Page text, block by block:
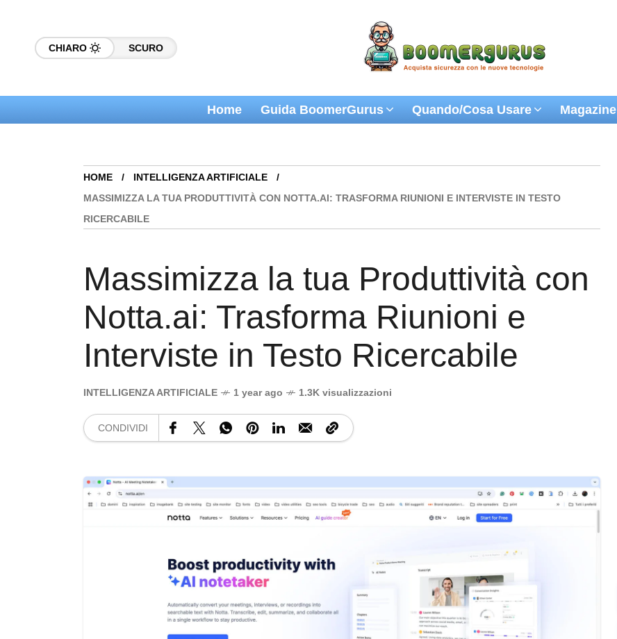
CHIARO SCURO
Home Guida BoomerGurus Quando/Cosa Usare Magazine
HOME
INTELLIGENZA ARTIFICIALE
MASSIMIZZA LA TUA PRODUTTIVITÀ CON NOTTA.AI: TRASFORMA RIUNIONI E INTERVISTE IN TESTO
RICERCABILE
Massimizza la tua Produttività con
Notta.ai: Trasforma Riunioni e
Interviste in Testo Ricercabile
INTELLIGENZA ARTIFICIALE 1 year ago 1.3K visualizzazioni
CONDIVIDI